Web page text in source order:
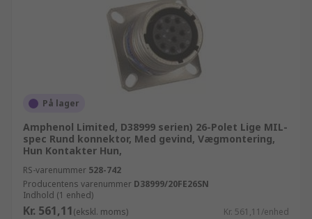
På lager
Amphenol Limited, D38999 serien) 26-Polet Lige MIL-
spec Rund konnektor, Med gevind, Vægmontering,
Hun Kontakter Hun,
RS-varenummer 528-742
Producentens varenummer D38999/20FE26SN
Indhold (1 enhed)
Kr. 561,11(ekskl. moms) Kr. 561,11/enhed